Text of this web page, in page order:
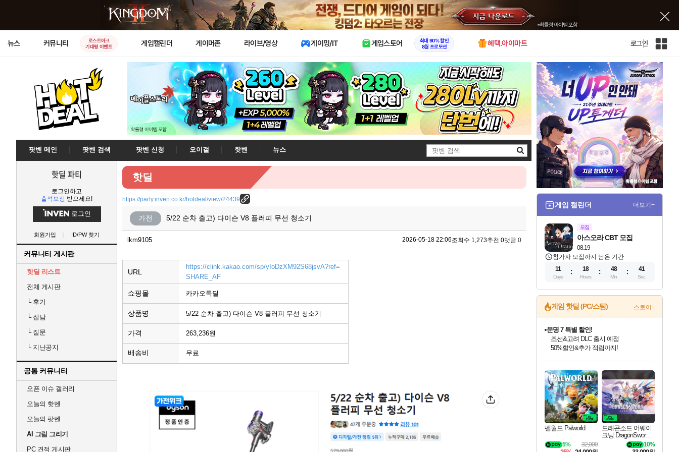
X
뉴스 커뮤니티
로스트아크
기대평 이벤트
게임캘린더 게이머존 라이브/영상 게이밍/IT 게임스토어
최대 90% 할인
8월 프로모션
혜택.아이마트 로그인
인
전
사
이
트
팟벤 메인 팟벤 검색 팟벤 신청 오이갤 핫벤
뉴스
검
색
핫딜 파티
로그인하고
출석보상 받으세요!
로그인
회원가입 ID/PW 찾기
커뮤니티 게시판
핫딜 리스트
전체 게시판
└후기
└잡담
└질문
└지난공지
공통 커뮤니티
오픈 이슈 갤러리
오늘의 핫벤
오늘의 팟벤
AI 그림 그리기
PC 견적 게시판
핫딜
https://party.inven.co.kr/hotdeal/view/24439
가전 5/22 순차 출고) 다이슨 V8 플러피 무선 청소기
lkm9105 2026-05-18 22:06조회수 1,273추천 0댓글 0
URL
https://clink.kakao.com/sp/yIoDzXM92S68jsvA?ref=
SHARE_AF
쇼핑몰 카카오톡딜
상품명 5/22 순차 출고) 다이슨 V8 플러피 무선 청소기
가격 263,236원
배송비 무료
게임 캘린더 더보기+
모집
08.19
아스오라 CBT 모집
참가자 모집까지 남은 기간
11
Days
18
Hours
48
Min
40
Sec
게임 핫딜 (PC/스팀) 스토어+
최대 90% 할인가를 만나보세요!
네이버혜택과 함께 만나보세요!
문명 7 특별 할인!
조선&고려 DLC 출시 예정
50%할인&추가 적립까지!
네이버 포인트 혜택까지!
이니&베니 혜택까지!
네이버 혜택가와 함께 예약하세요!
할인&네이버혜택으로 만나보세요!
네이버페이 혜택과 만나보세요!
40주년 프로모션으로 만나보세요!
할인가에 만나보세요!
일부 에디션 상시 할인!
혜택으로 예약 판매 중
편안하게 충전하세요
팰월드 Palworld
32,000
5%
드래곤소드 어웨이
크닝 DragonSword A
10%